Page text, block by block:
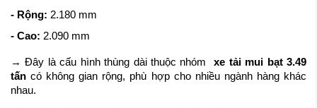
Tăng số chuyến – tăng hiệu quả
Phù hợp đa dạng tuyến đường
Tối ưu chi phí vận hành
- Rộng: 2.180 mm
- Cao: 2.090 mm
→ Đây là cấu hình thùng dài thuộc nhóm
xe tải mui bạt 3.49
tấn có không gian rộng, phù hợp cho nhiều ngành hàng khác
nhau.